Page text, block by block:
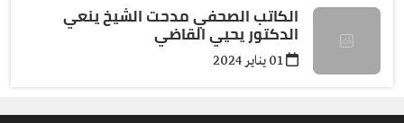
الكاتب الصحفي مدحت الشيخ ينعي
الدكتور يحيي القاضي